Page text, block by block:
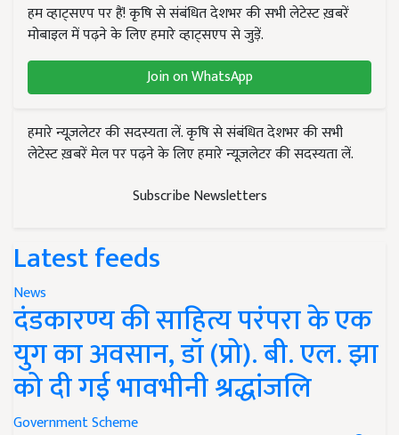
हम व्हाट्सएप पर हैं! कृषि से संबंधित देशभर की सभी लेटेस्ट ख़बरें
मोबाइल में पढ़ने के लिए हमारे व्हाट्सएप से जुड़ें.
Join on WhatsApp
हमारे न्यूज़लेटर की सदस्यता लें. कृषि से संबंधित देशभर की सभी
लेटेस्ट ख़बरें मेल पर पढ़ने के लिए हमारे न्यूज़लेटर की सदस्यता लें.
Subscribe Newsletters
Latest feeds
News
दंडकारण्य की साहित्य परंपरा के एक
युग का अवसान, डॉ (प्रो). बी. एल. झा
को दी गई भावभीनी श्रद्धांजलि
Government Scheme